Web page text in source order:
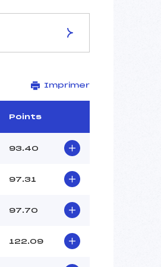
LE COQ
1910
3640/01/19
12H00
AMBRE LOU (SA)
Imprimer
Points
93.40
97.31
97.70
122.09